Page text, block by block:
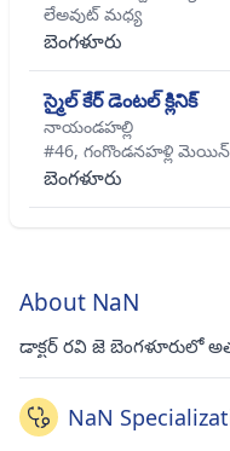
లేఅవుట్ మధ్య
బెంగళూరు
స్మైల్ కేర్ డెంటల్ క్లినిక్
నాయండహల్లి
#46, గంగొండనహళ్లి
బెంగళూరు
About NaN
డాక్టర్ రవి జె బెంగళూరులో
NaN